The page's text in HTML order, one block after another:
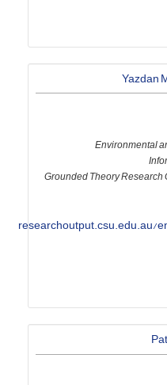
Environmental
Grounded Theory Research
researchoutput.csu.edu.au/